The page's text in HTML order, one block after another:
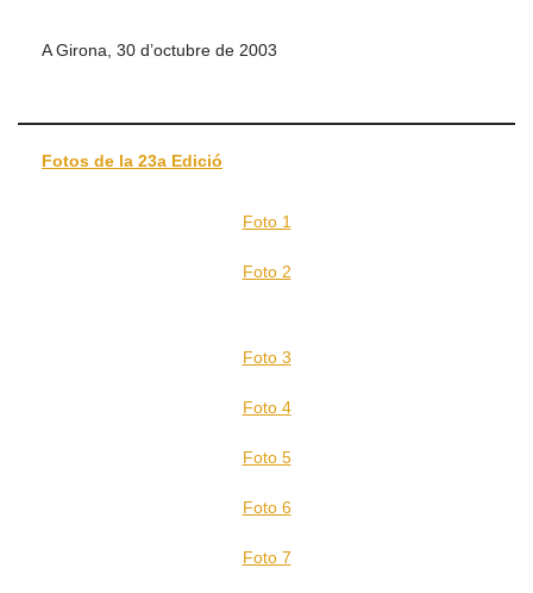
A Girona, 30 d’octubre de 2003
Fotos de la 23a Edició
Foto 1
Foto 2
Foto 3
Foto 4
Foto 5
Foto 6
Foto 7